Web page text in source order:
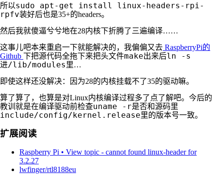
所以sudo apt-get install linux-headers-rpi-
rpfv装好后也是35+的headers。
然后我就傻逼兮兮地在28内核下折腾了三遍编译……
这事儿吧本来重启一下就能解决的，我偏偏又去 RaspberryPi的
Github 下把源代码全拖下来把头文件make出来后ln -s
进/lib/modules 里…
即使这样还没解决：因为28的内核挂载不了35的驱动嘛。
算了算了，也算是对Linux内核编译过程多了点了解吧。今后的
教训就是在编译驱动前检查uname -r是否和源码里
include/config/kernel.release里的版本号一致。
扩展阅读
Raspberry Pi • View topic - cannot found linux-header for
3.2.27
lwfinger/rtl8188eu